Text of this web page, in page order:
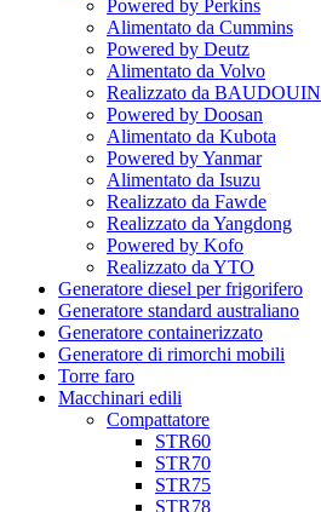
Powered by Perkins
Alimentato da Cummins
Powered by Deutz
Alimentato da Volvo
Realizzato da BAUDOUIN
Powered by Doosan
Alimentato da Kubota
Powered by Yanmar
Alimentato da Isuzu
Realizzato da Fawde
Realizzato da Yangdong
Powered by Kofo
Realizzato da YTO
Generatore diesel per frigorifero
Generatore standard australiano
Generatore containerizzato
Generatore di rimorchi mobili
Torre faro
Macchinari edili
Compattatore
STR60
STR70
STR75
STR78